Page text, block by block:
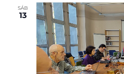
SÁB
13